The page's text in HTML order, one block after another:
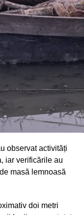
iar reprezentanții
din Drochia, cât și
au contribuit la
observat activități
iar verificările au
masă lemnoasă
doi metri